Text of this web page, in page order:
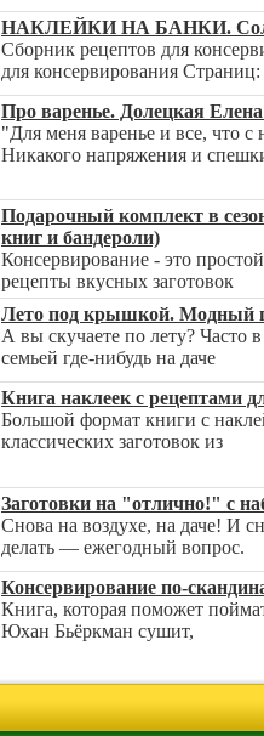
НАКЛЕЙКИ НА БАНКИ.
Сборник рецептов для
для консервирования Страниц:
Про варенье. Долецкая
"Для меня варенье и все, что
Никакого напряжения и
Подарочный комплект в
книг и бандероли)
Консервирование - это
рецепты вкусных заготовок
Лето под крышкой. Модный
А вы скучаете по лету? Часто
семьей где-нибудь на даче
Книга наклеек с рецептами
Большой формат книги с
классических заготовок из
Заготовки на "отлично!" с
Снова на воздухе, на даче! И
делать — ежегодный вопрос.
Консервирование по-
Книга, которая поможет
Юхан Бьёркман сушит,